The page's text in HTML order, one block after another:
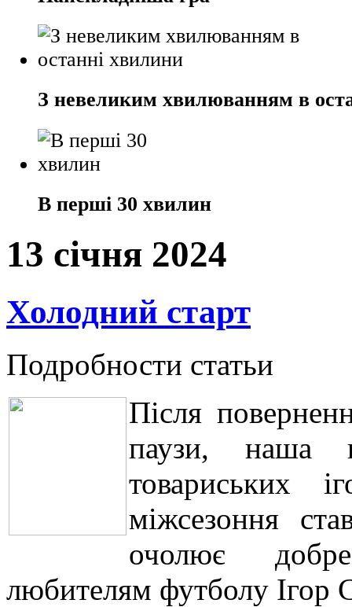
З невеликим хвилюванням в
В перші 30 хвилин
13 січня 2024
Холодний старт
Подробности статьи
Після
паузи, наша
товариських
міжсезоння
очолює
любителям футболу Ігор